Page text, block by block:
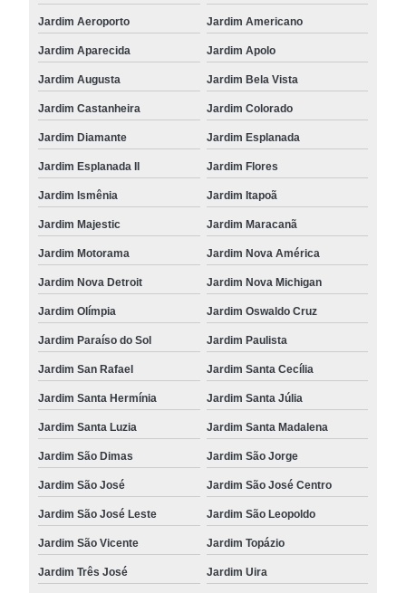
Jardim Aeroporto Jardim Americano
Jardim Aparecida Jardim Apolo
Jardim Augusta Jardim Bela Vista
Jardim Castanheira Jardim Colorado
Jardim Diamante Jardim Esplanada
Jardim Esplanada II Jardim Flores
Jardim Ismênia Jardim Itapoã
Jardim Majestic Jardim Maracanã
Jardim Motorama Jardim Nova América
Jardim Nova Detroit Jardim Nova Michigan
Jardim Olímpia Jardim Oswaldo Cruz
Jardim Paraíso do Sol Jardim Paulista
Jardim San Rafael Jardim Santa Cecília
Jardim Santa Hermínia Jardim Santa Júlia
Jardim Santa Luzia Jardim Santa Madalena
Jardim São Dimas Jardim São Jorge
Jardim São José Jardim São José Centro
Jardim São José Leste Jardim São Leopoldo
Jardim São Vicente Jardim Topázio
Jardim Três José Jardim Uira